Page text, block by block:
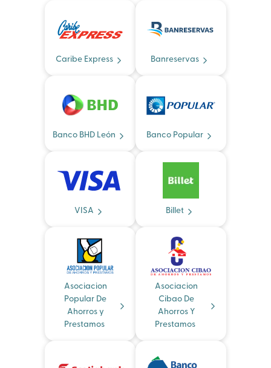
Caribe Express Banreservas
Banco BHD León Banco Popular
VISA Billet
Asociacion
Popular De
Ahorros y
Prestamos
Asociacion
Cibao De
Ahorros Y
Prestamos